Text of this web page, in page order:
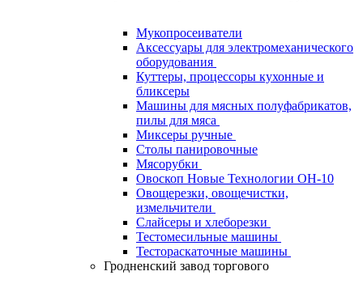
Мукопросеиватели
Аксессуары для электромеханического
оборудования
Куттеры, процессоры кухонные и
бликсеры
Машины для мясных полуфабрикатов,
пилы для мяса
Миксеры ручные
Столы панировочные
Мясорубки
Овоскоп Новые Технологии ОН-10
Овощерезки, овощечистки,
измельчители
Слайсеры и хлеборезки
Тестомесильные машины
Тестораскаточные машины
Гродненский завод торгового